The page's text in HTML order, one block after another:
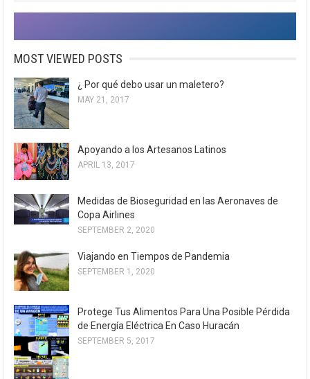
MOST VIEWED POSTS
¿ Por qué debo usar un maletero?
MAY 21, 2017
Apoyando a los Artesanos Latinos
APRIL 13, 2017
Medidas de Bioseguridad en las Aeronaves de
Copa Airlines
SEPTEMBER 2, 2020
Viajando en Tiempos de Pandemia
SEPTEMBER 1, 2020
Protege Tus Alimentos Para Una Posible Pérdida
de Energía Eléctrica En Caso Huracán
SEPTEMBER 5, 2017